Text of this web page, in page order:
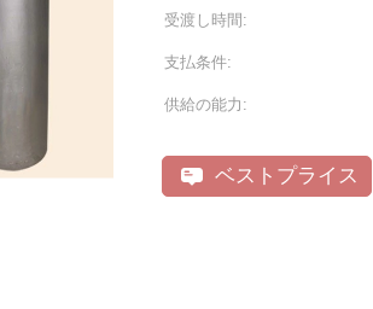
受渡し時間:
支払条件:
供給の能力:
ベストプライス